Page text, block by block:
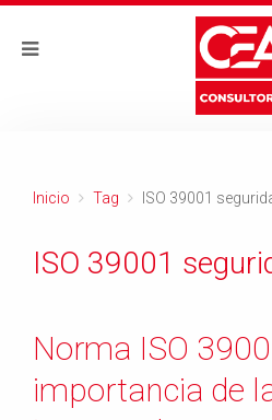
Inicio Tag ISO 39001
ISO 39001
Norma ISO
importancia de